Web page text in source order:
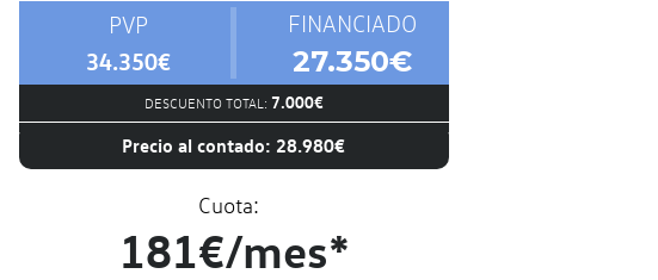
PVP
34.350€
FINANCIADO
27.350€
DESCUENTO TOTAL: 7.000€
Precio al contado: 28.980€
Cuota:
181€/mes*